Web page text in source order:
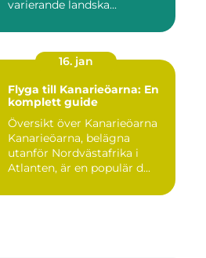
varierande landska...
16. jan
Flyga till Kanarieöarna: En
komplett guide
Översikt över Kanarieöarna
Kanarieöarna, belägna
utanför Nordvästafrika i
Atlanten, är en populär d...